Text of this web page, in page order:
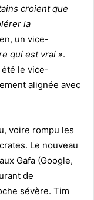
croient que
la
un vice-
qui est vrai ».
été le vice-
alignée avec
voire rompu les
Le nouveau
Gafa (Google,
de
sévère. Tim